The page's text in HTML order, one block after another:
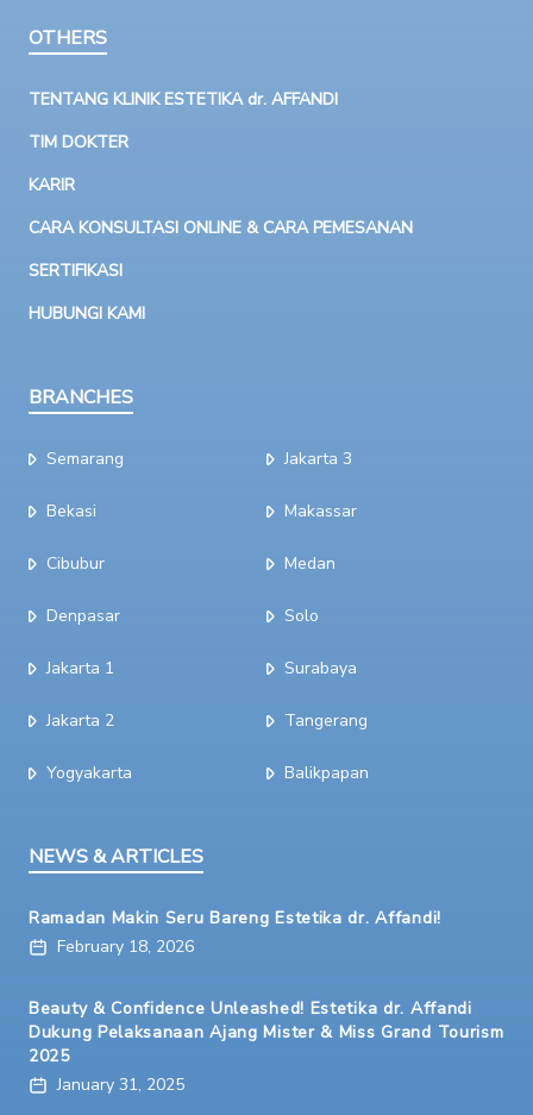
OTHERS
TENTANG KLINIK ESTETIKA dr. AFFANDI
TIM DOKTER
KARIR
CARA KONSULTASI ONLINE & CARA PEMESANAN
SERTIFIKASI
HUBUNGI KAMI
BRANCHES
Semarang
Bekasi
Cibubur
Denpasar
Jakarta 1
Jakarta 2
Yogyakarta
Jakarta 3
Makassar
Medan
Solo
Surabaya
Tangerang
Balikpapan
NEWS & ARTICLES
Ramadan Makin Seru Bareng Estetika dr. Affandi!
February 18, 2026
Beauty & Confidence Unleashed! Estetika dr. Affandi
Dukung Pelaksanaan Ajang Mister & Miss Grand Tourism
2025
January 31, 2025